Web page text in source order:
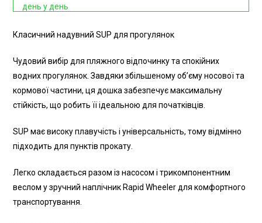
день у день
Класичний надувний SUP для прогулянок
Чудовий вибір для пляжного відпочинку та спокійних
водних прогулянок. Завдяки збільшеному об’єму носової та
кормової частини, ця дошка забезпечує максимальну
стійкість, що робить її ідеальною для початківців.
SUP має високу плавучість і універсальність, тому відмінно
підходить для пунктів прокату.
Легко складається разом із насосом і трикомпонентним
веслом у зручний наплічник Rapid Wheeler для комфортного
транспортування.